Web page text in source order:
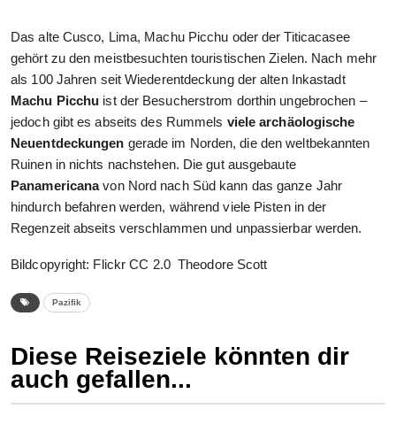
Das alte Cusco, Lima, Machu Picchu oder der Titicacasee
gehört zu den meistbesuchten touristischen Zielen. Nach mehr
als 100 Jahren seit Wiederentdeckung der alten Inkastadt
Machu Picchu ist der Besucherstrom dorthin ungebrochen –
jedoch gibt es abseits des Rummels viele archäologische
Neuentdeckungen gerade im Norden, die den weltbekannten
Ruinen in nichts nachstehen. Die gut ausgebaute
Panamericanavon Nord nach Süd kann das ganze Jahr
hindurch befahren werden, während viele Pisten in der
Regenzeit abseits verschlammen und unpassierbar werden.
Bildcopyright: Flickr CC 2.0 Theodore Scott
Pazifik
Diese Reiseziele könnten dir
auch gefallen...